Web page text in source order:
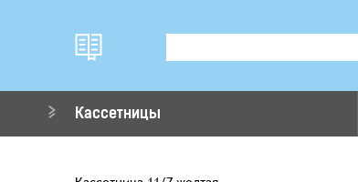
Кассетницы